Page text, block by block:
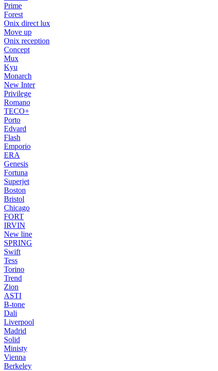
Prime
Forest
Onix direct lux
Move up
Onix reception
Concept
Mux
Kyu
Monarch
New Inter
Privilege
Romano
TECO+
Porto
Edvard
Flash
Emporio
ERA
Genesis
Fortuna
Superjet
Boston
Bristol
Chicago
FORT
IRVIN
New line
SPRING
Swift
Tess
Torino
Trend
Zion
ASTI
B-tone
Dali
Liverpool
Madrid
Solid
Ministy
Vienna
Berkeley